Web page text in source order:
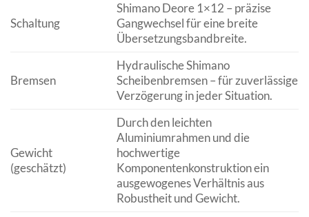
Schaltung
Shimano Deore 1×12 – präzise
Gangwechsel für eine breite
Übersetzungsbandbreite.
Bremsen
Hydraulische Shimano
Scheibenbremsen – für zuverlässige
Verzögerung in jeder Situation.
Gewicht
(geschätzt)
Durch den leichten
Aluminiumrahmen und die
hochwertige
Komponentenkonstruktion ein
ausgewogenes Verhältnis aus
Robustheit und Gewicht.